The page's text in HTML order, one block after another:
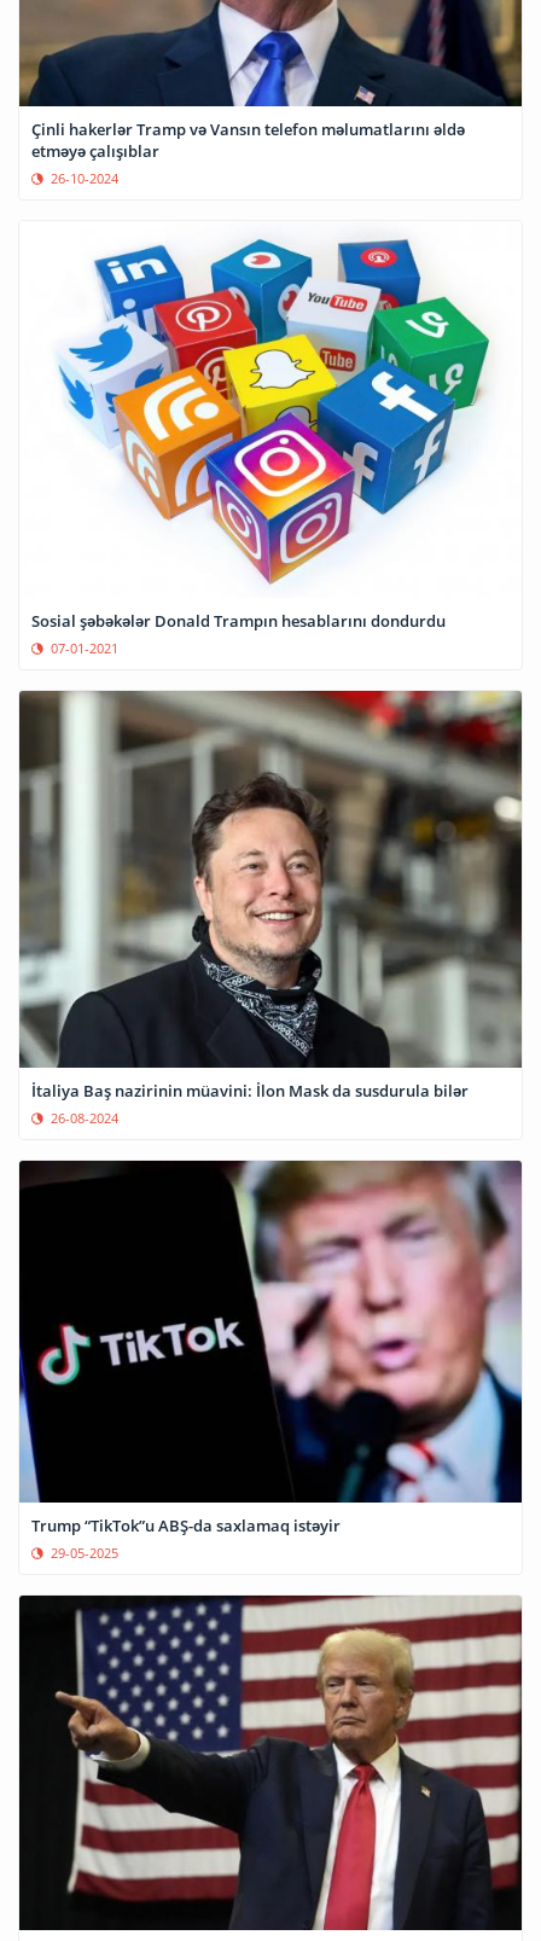
Çinli hakerlər Tramp və Vansın telefon məlumatlarını əldə
etməyə çalışıblar
26-10-2024
Sosial şəbəkələr Donald Trampın hesablarını dondurdu
07-01-2021
İtaliya Baş nazirinin müavini: İlon Mask da susdurula bilər
26-08-2024
Trump “TikTok”u ABŞ-da saxlamaq istəyir
29-05-2025